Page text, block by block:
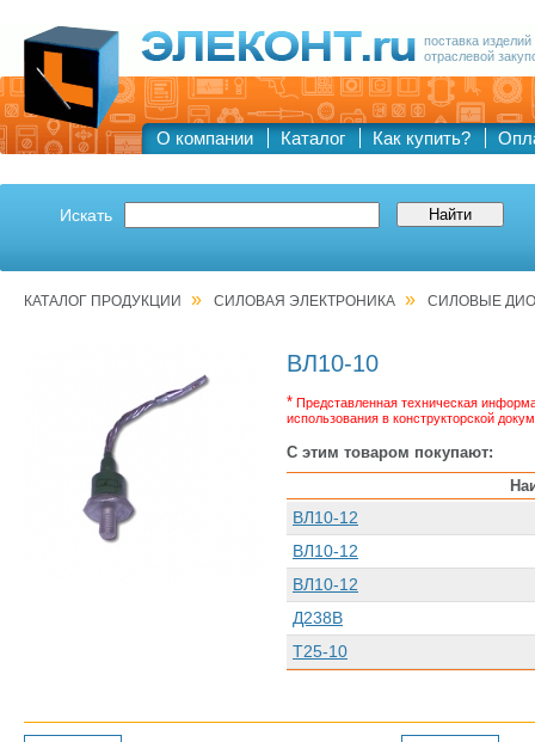
поставка
отраслевой
О компании Каталог Как купить?
Искать
КАТАЛОГ ПРОДУКЦИИ » СИЛОВАЯ ЭЛЕКТРОНИКА » СИЛОВЫЕ
ВЛ10-10
* Представленная техническая
использования в конструкторской
С этим товаром покупают:
ВЛ10-12
ВЛ10-12
ВЛ10-12
Д238В
Т25-10